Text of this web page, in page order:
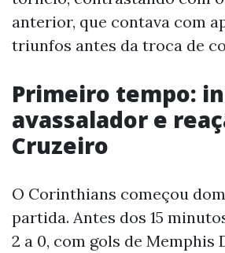
anterior, que contava com
triunfos antes da troca de
Primeiro tempo:
avassalador e
Cruzeiro
O Corinthians começou
partida. Antes dos 15
2 a 0, com gols de Memphis